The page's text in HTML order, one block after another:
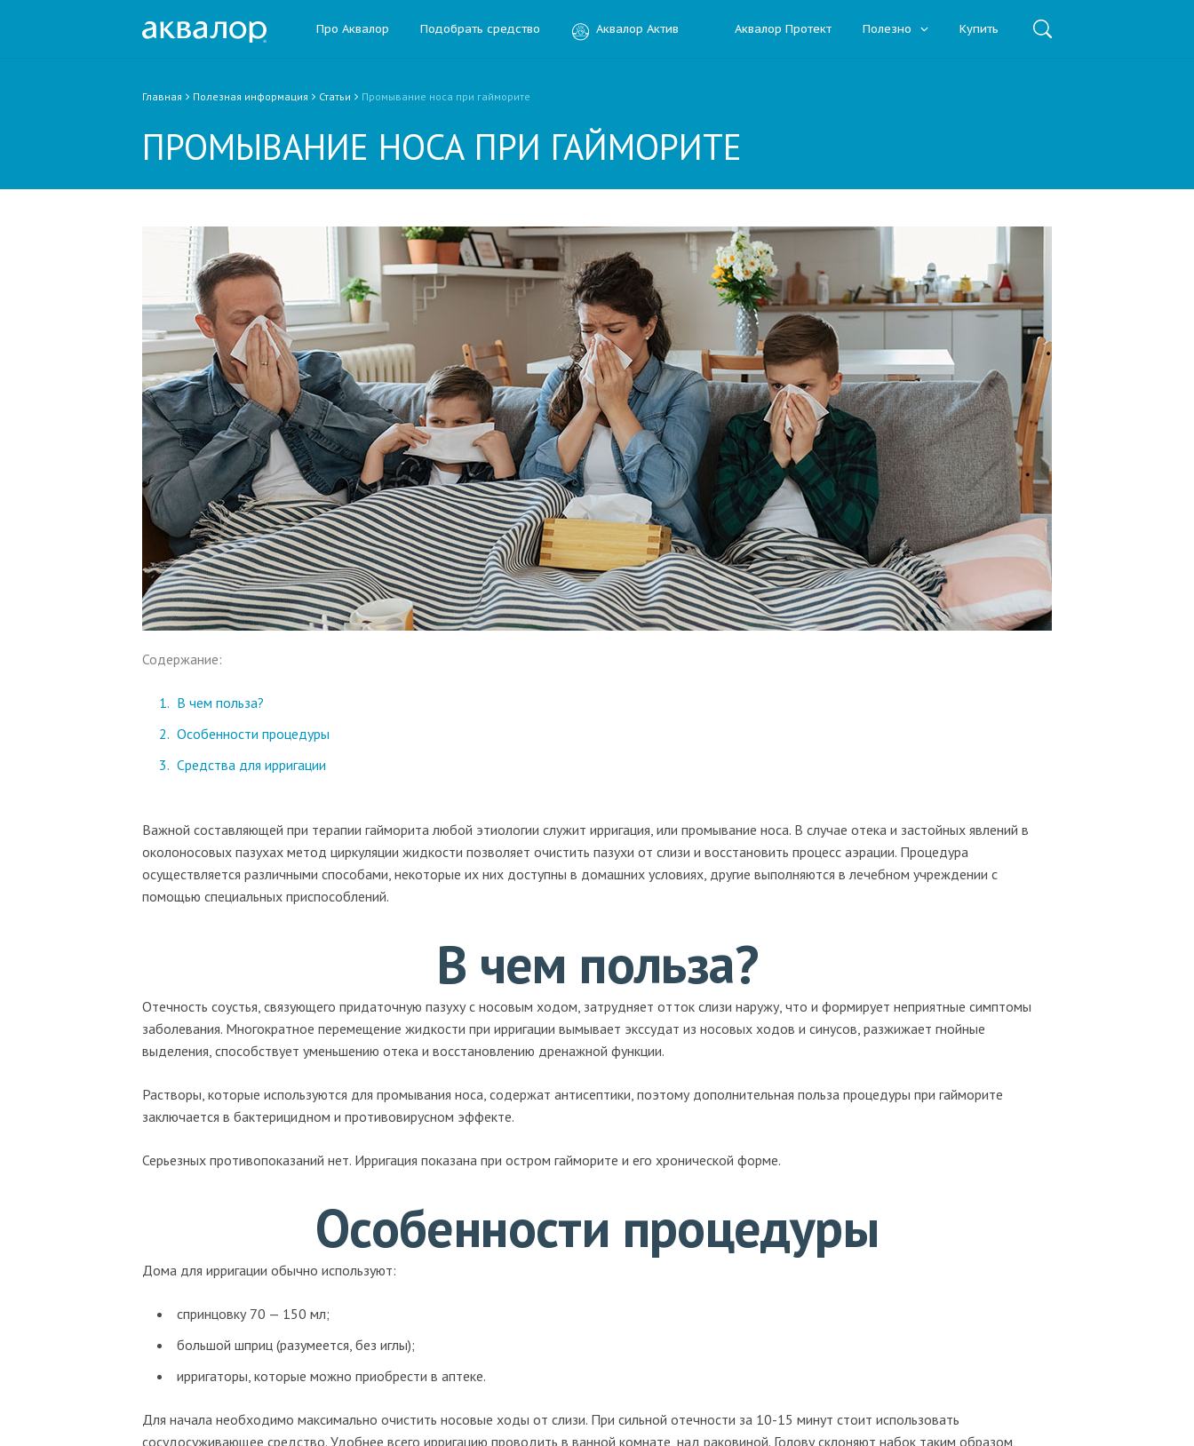
Про Аквалор Подобрать средство Аквалор Актив Аквалор Протект Полезно Купить
Главная Полезная информация Статьи Промывание носа при гайморите
ПРОМЫВАНИЕ НОСА ПРИ ГАЙМОРИТЕ
Содержание:
В чем польза?
Особенности процедуры
Средства для ирригации
Важной составляющей при терапии гайморита любой этиологии служит ирригация, или промывание носа. В случае отека и застойных явлений в
околоносовых пазухах метод циркуляции жидкости позволяет очистить пазухи от слизи и восстановить процесс аэрации. Процедура
осуществляется различными способами, некоторые их них доступны в домашних условиях, другие выполняются в лечебном учреждении с
помощью специальных приспособлений.
В чем польза?
Отечность соустья, связующего придаточную пазуху с носовым ходом, затрудняет отток слизи наружу, что и формирует неприятные симптомы
заболевания. Многократное перемещение жидкости при ирригации вымывает экссудат из носовых ходов и синусов, разжижает гнойные
выделения, способствует уменьшению отека и восстановлению дренажной функции.
Растворы, которые используются для промывания носа, содержат антисептики, поэтому дополнительная польза процедуры при гайморите
заключается в бактерицидном и противовирусном эффекте.
Серьезных противопоказаний нет. Ирригация показана при остром гайморите и его хронической форме.
Особенности процедуры
Дома для ирригации обычно используют:
спринцовку 70 — 150 мл;
большой шприц (разумеется, без иглы);
ирригаторы, которые можно приобрести в аптеке.
Для начала необходимо максимально очистить носовые ходы от слизи. При сильной отечности за 10-15 минут стоит использовать
сосудосуживающее средство. Удобнее всего ирригацию проводить в ванной комнате, над раковиной. Голову склоняют набок таким образом,